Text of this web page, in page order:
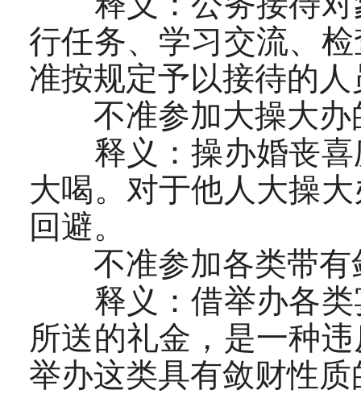
行任务、学习交流、
准按规定予以接待的
不准参加大操大办
释义：操办婚丧喜
大喝。对于他人大操
回避。
不准参加各类带有
释义：借举办各类
所送的礼金，是一种
举办这类具有敛财性